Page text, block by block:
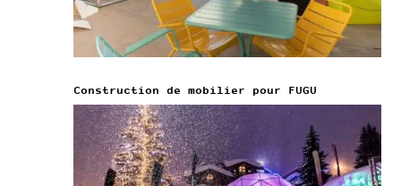
Construction de mobilier pour FUGU